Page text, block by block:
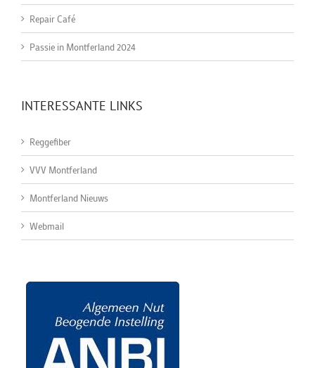
Repair Café
Passie in Montferland 2024
INTERESSANTE LINKS
Reggefiber
VVV Montferland
Montferland Nieuws
Webmail